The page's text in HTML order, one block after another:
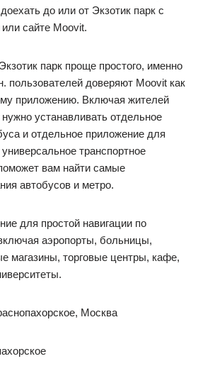
до или от Экзотик парк с
сайте Moovit.
парк проще простого, именно
пользователей доверяют Moovit как
приложению. Включая жителей
устанавливать отдельное
и отдельное приложение для
транспортное
вам найти самые
автобусов и метро.
для простой навигации по
аэропорты, больницы,
магазины, торговые центры, кафе,
Москва